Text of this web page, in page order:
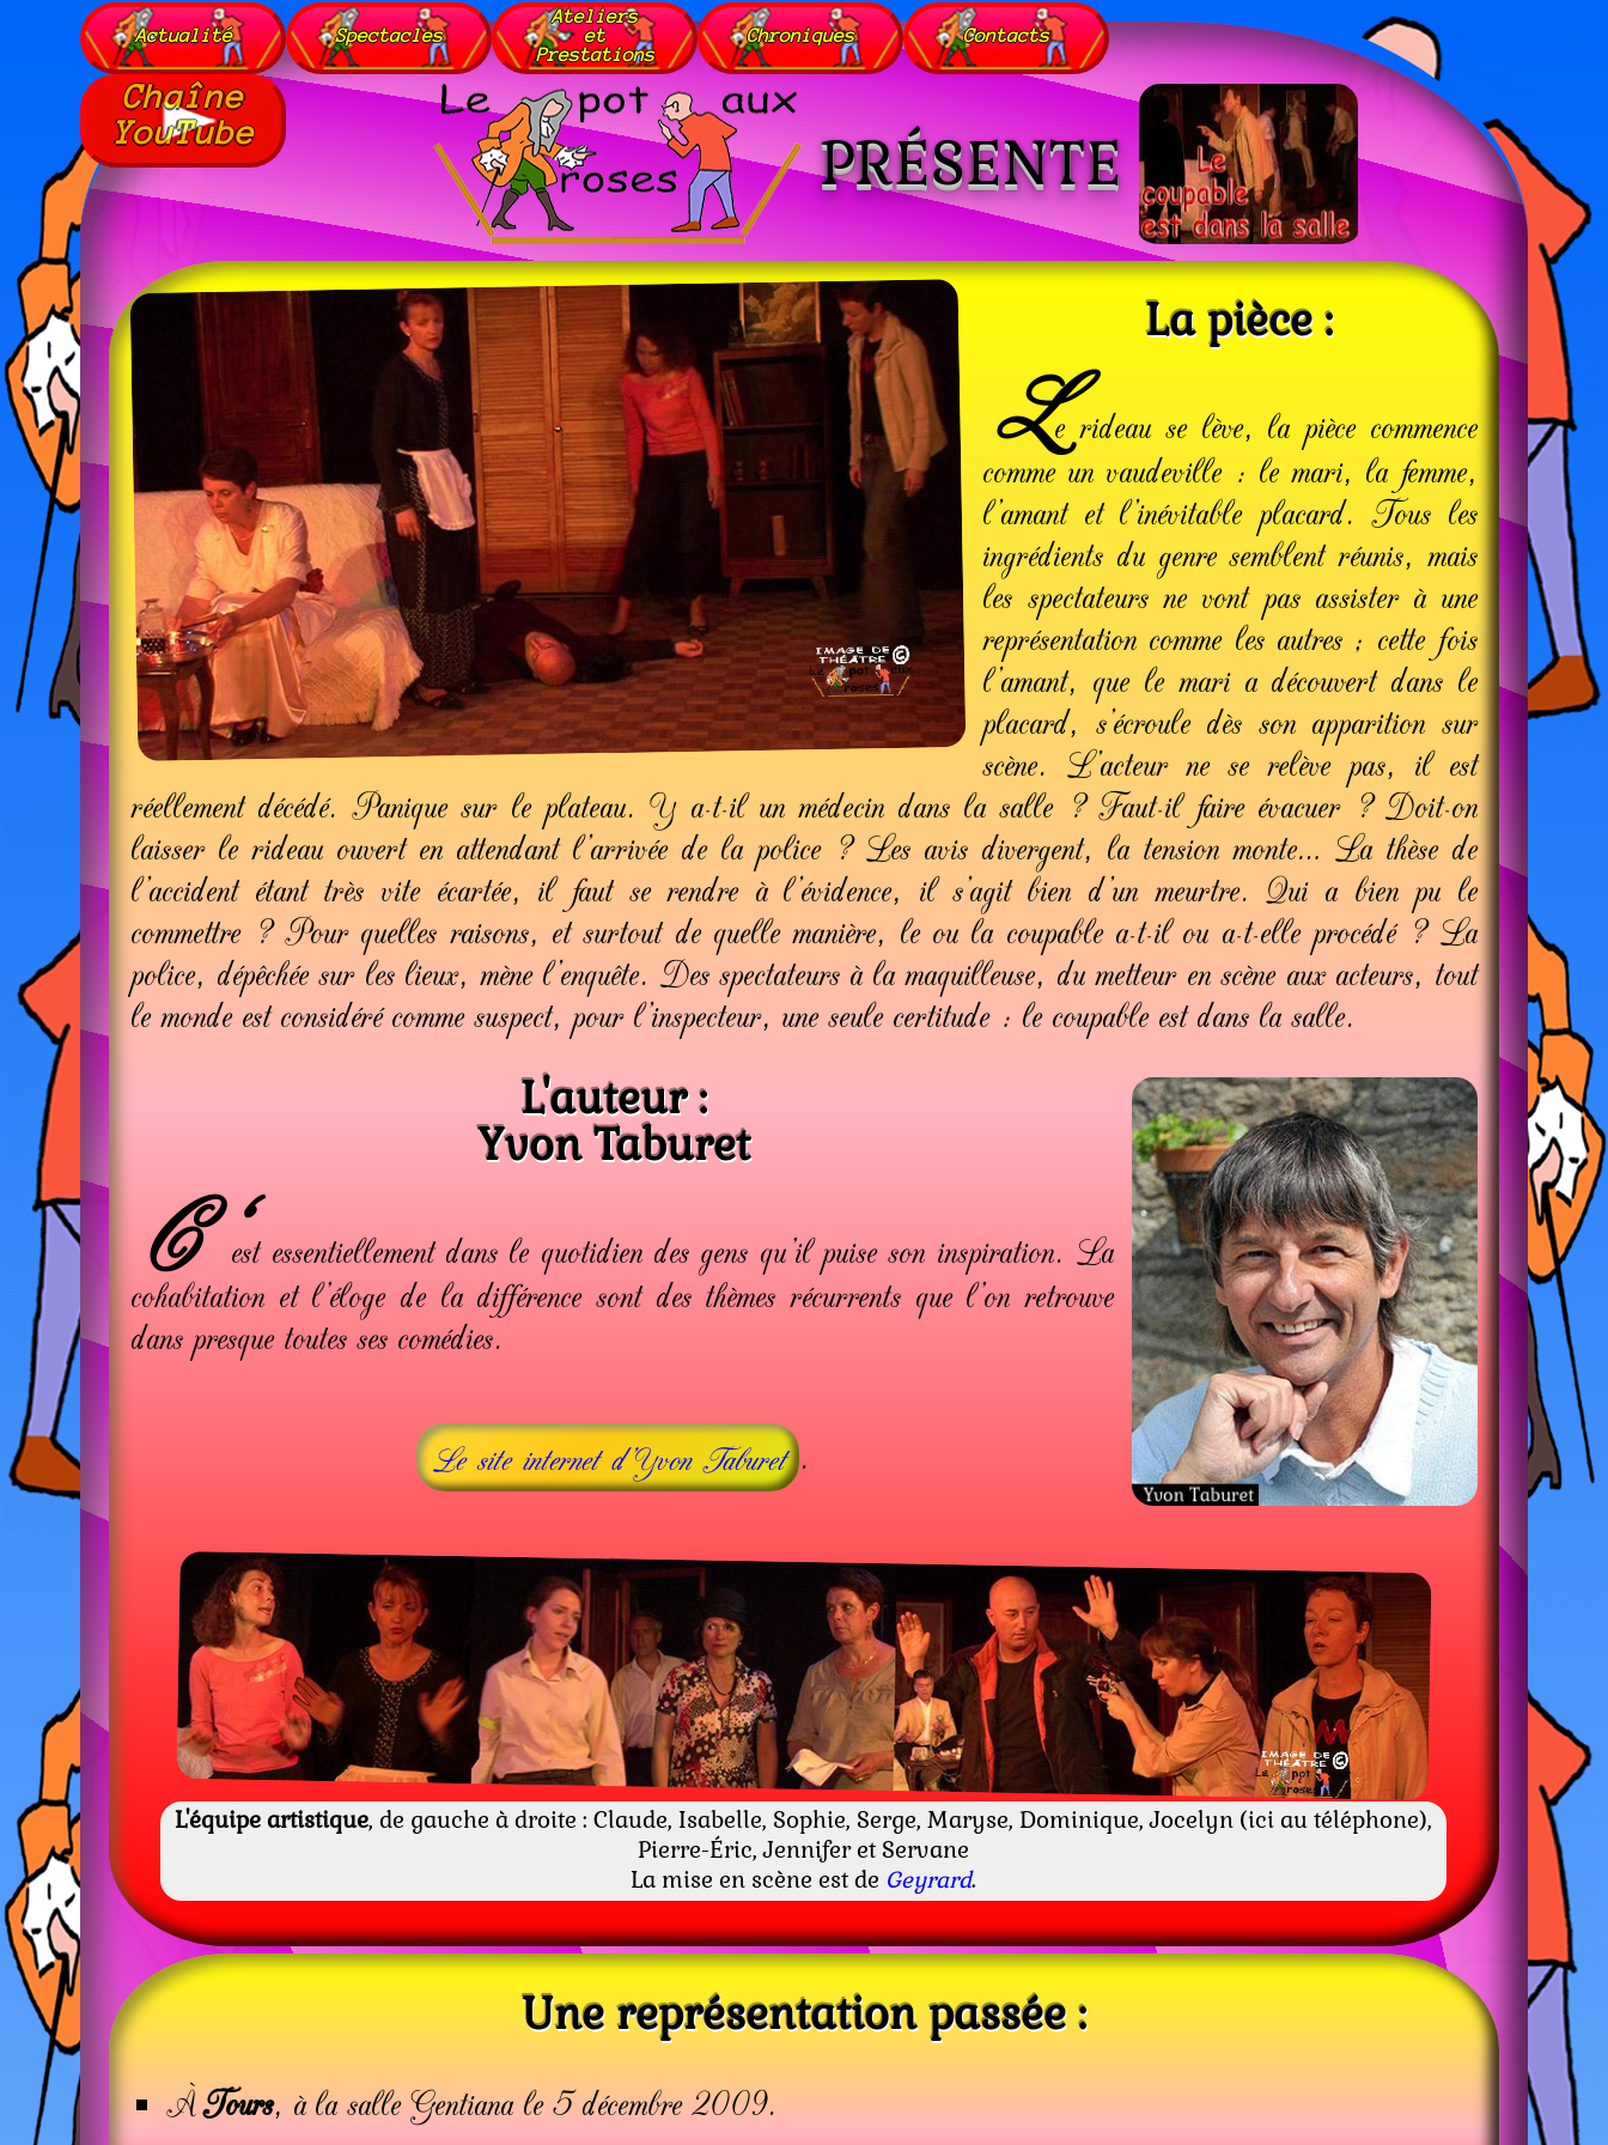
Actualité Spectacles
Ateliers
et
Prestations
Chroniques Contacts
Chaîne
YouTube
PRÉSENTE
La pièce :
Le rideau se lève, la pièce com­mence
comme un vau­de­ville : le mari, la femme,
l’amant et l’iné­vi­table pla­card. Tous les
in­gré­dients du genre sem­blent réu­nis, mais
les spec­ta­teurs ne vont pas as­sis­ter à une
re­pré­sen­ta­tion comme les au­tres ; cette fois
l’amant, que le ma­ri a dé­cou­vert dans le
pla­card, s’écroule dès son appa­ri­tion sur
scène. L’acteur ne se relève pas, il est
réellement décédé. Panique sur le plateau. Y a-t-il un médecin dans la salle ? Faut-il faire évacuer ? Doit-on
laisser le rideau ouvert en attendant l’arrivée de la police ? Les avis divergent, la tension monte… La thèse de
l’accident étant très vite écartée, il faut se rendre à l’évidence, il s’agit bien d’un meurtre. Qui a bien pu le
commettre ? Pour quelles raisons, et surtout de quelle manière, le ou la coupable a-t-il ou a-t-elle procédé ? La
police, dépêchée sur les lieux, mène l’enquête. Des spectateurs à la maquilleuse, du metteur en scène aux acteurs, tout
le monde est considéré comme suspect, pour l’inspecteur, une seule certitude : le coupable est dans la salle.
L'auteur :
Yvon Taburet
C'est essentiellement dans le quotidien des gens qu'il puise son inspiration. La
cohabitation et l'éloge de la différence sont des thèmes récurrents que l'on retrouve
dans presque toutes ses comédies.
Le site internet d'Yvon Taburet .
L'équipe artistique, de gauche à droite : Claude, Isabelle, Sophie, Serge, Maryse, Dominique, Jocelyn (ici au téléphone),
Pierre-Éric, Jennifer et Servane
La mise en scène est de Geyrard.
Une représentation passée :
ÀTours, à la salle Gentiana le 5 décembre 2009.